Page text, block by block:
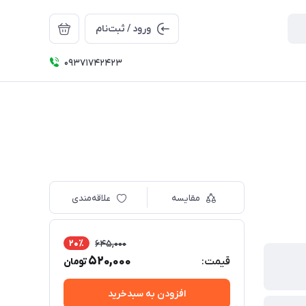
ورود / ثبت‌نام
09371742423
مقایسه علاقه‌مندی
قیمت:
645,000 20٪
520,000تومان
افزودن به سبدخرید